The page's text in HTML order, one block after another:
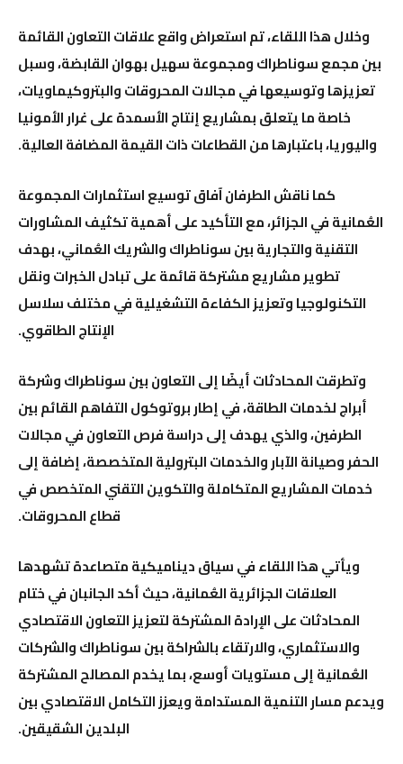
وخلال هذا اللقاء، تم استعراض واقع علاقات التعاون القائمة
بين مجمعسوناطراكومجموعة سهيل بهوان القابضة، وسبل
تعزيزها وتوسيعها في مجالات المحروقات والبتروكيماويات،
خاصة ما يتعلق بمشاريع إنتاج الأسمدة على غرار الأمونيا
واليوريا، باعتبارها من القطاعات ذات القيمة المضافة العالية.
كما ناقش الطرفان آفاق توسيع استثمارات المجموعة
العُمانية في الجزائر، مع التأكيد على أهمية تكثيف المشاورات
التقنية والتجارية بين سوناطراك والشريك العُماني، بهدف
تطوير مشاريع مشتركة قائمة على تبادل الخبرات ونقل
التكنولوجيا وتعزيز الكفاءة التشغيلية في مختلف سلاسل
الإنتاج الطاقوي.
وتطرقت المحادثات أيضًا إلى التعاون بين سوناطراك وشركة
أبراج لخدمات الطاقة، في إطار بروتوكول التفاهم القائم بين
الطرفين، والذي يهدف إلى دراسة فرص التعاون في مجالات
الحفر وصيانة الآبار والخدمات البترولية المتخصصة، إضافة إلى
خدمات المشاريع المتكاملة والتكوين التقني المتخصص في
قطاع المحروقات.
ويأتي هذا اللقاء في سياق ديناميكية متصاعدة تشهدها
العلاقات الجزائرية العُمانية، حيث أكد الجانبان في ختام
المحادثات على الإرادة المشتركة لتعزيز التعاون الاقتصادي
والاستثماري، والارتقاء بالشراكة بين سوناطراك والشركات
العُمانية إلى مستويات أوسع، بما يخدم المصالح المشتركة
ويدعم مسار التنمية المستدامة ويعزز التكامل الاقتصادي بين
البلدين الشقيقين.